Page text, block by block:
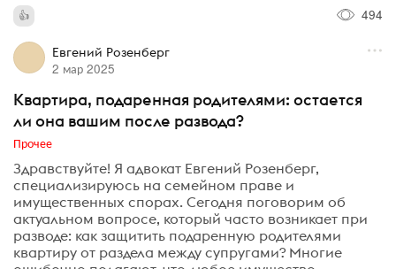
494
Евгений Розенберг
2 мар 2025
Квартира, подаренная родителями: остается
ли она вашим после развода?
Прочее
Здравствуйте! Я адвокат Евгений Розенберг,
специализируюсь на семейном праве и
имущественных спорах. Сегодня поговорим об
актуальном вопросе, который часто возникает при
разводе: как защитить подаренную родителями
квартиру от раздела между супругами? Многие